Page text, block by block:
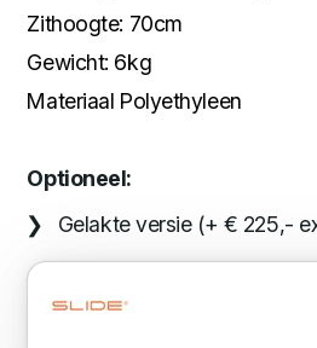
Zithoogte: 70cm
Gewicht: 6kg
Materiaal Polyethyleen
Optioneel:
Gelakte versie (+ € 225,-